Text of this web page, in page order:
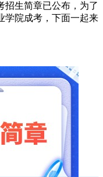
招生简章已公布，为了
学院成考，下面一起来